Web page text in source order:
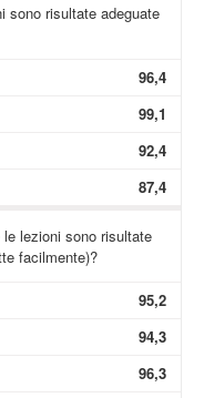
risultate adeguate
96,4
99,1
92,4
87,4
lezioni sono risultate
facilmente)?
95,2
94,3
96,3